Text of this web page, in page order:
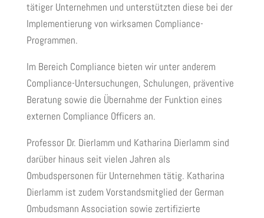
tätiger Unternehmen und unterstützten diese bei der
Implementierung von wirksamen Compliance-
Programmen.
Im Bereich Compliance bieten wir unter anderem
Compliance-Untersuchungen, Schulungen, präventive
Beratung sowie die Übernahme der Funktion eines
externen Compliance Officers an.
Professor Dr. Dierlamm und Katharina Dierlamm sind
darüber hinaus seit vielen Jahren als
Ombudspersonen für Unternehmen tätig. Katharina
Dierlamm ist zudem Vorstandsmitglied der German
Ombudsmann Association sowie zertifizierte